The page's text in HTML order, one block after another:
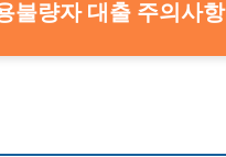
불량자 대출 주의사항